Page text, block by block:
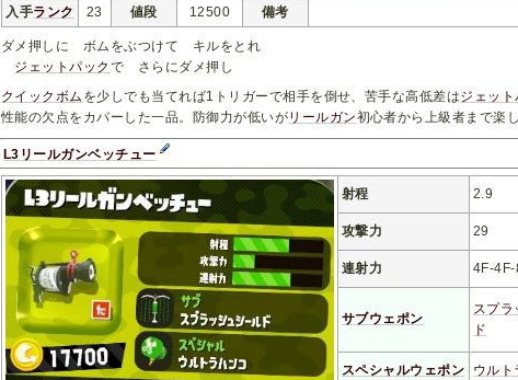
入手ランク 23 値段 12500 備考
ダメ押しに ボムをぶつけて キルをとれ
ジェットパック で さらにダメ押し
クイックボム を少しでも当てれば1トリガーで相手を倒せ、苦手な高低差はジェット
性能の欠点をカバーした一品。防御力が低いがリールガン初心者から上級者まで楽
L3リールガンベッチュー
射程 2.9
攻撃力 29
連射力 4F-4F-
サブウェポン
スプラ
ド
スペシャルウェポン ウルト